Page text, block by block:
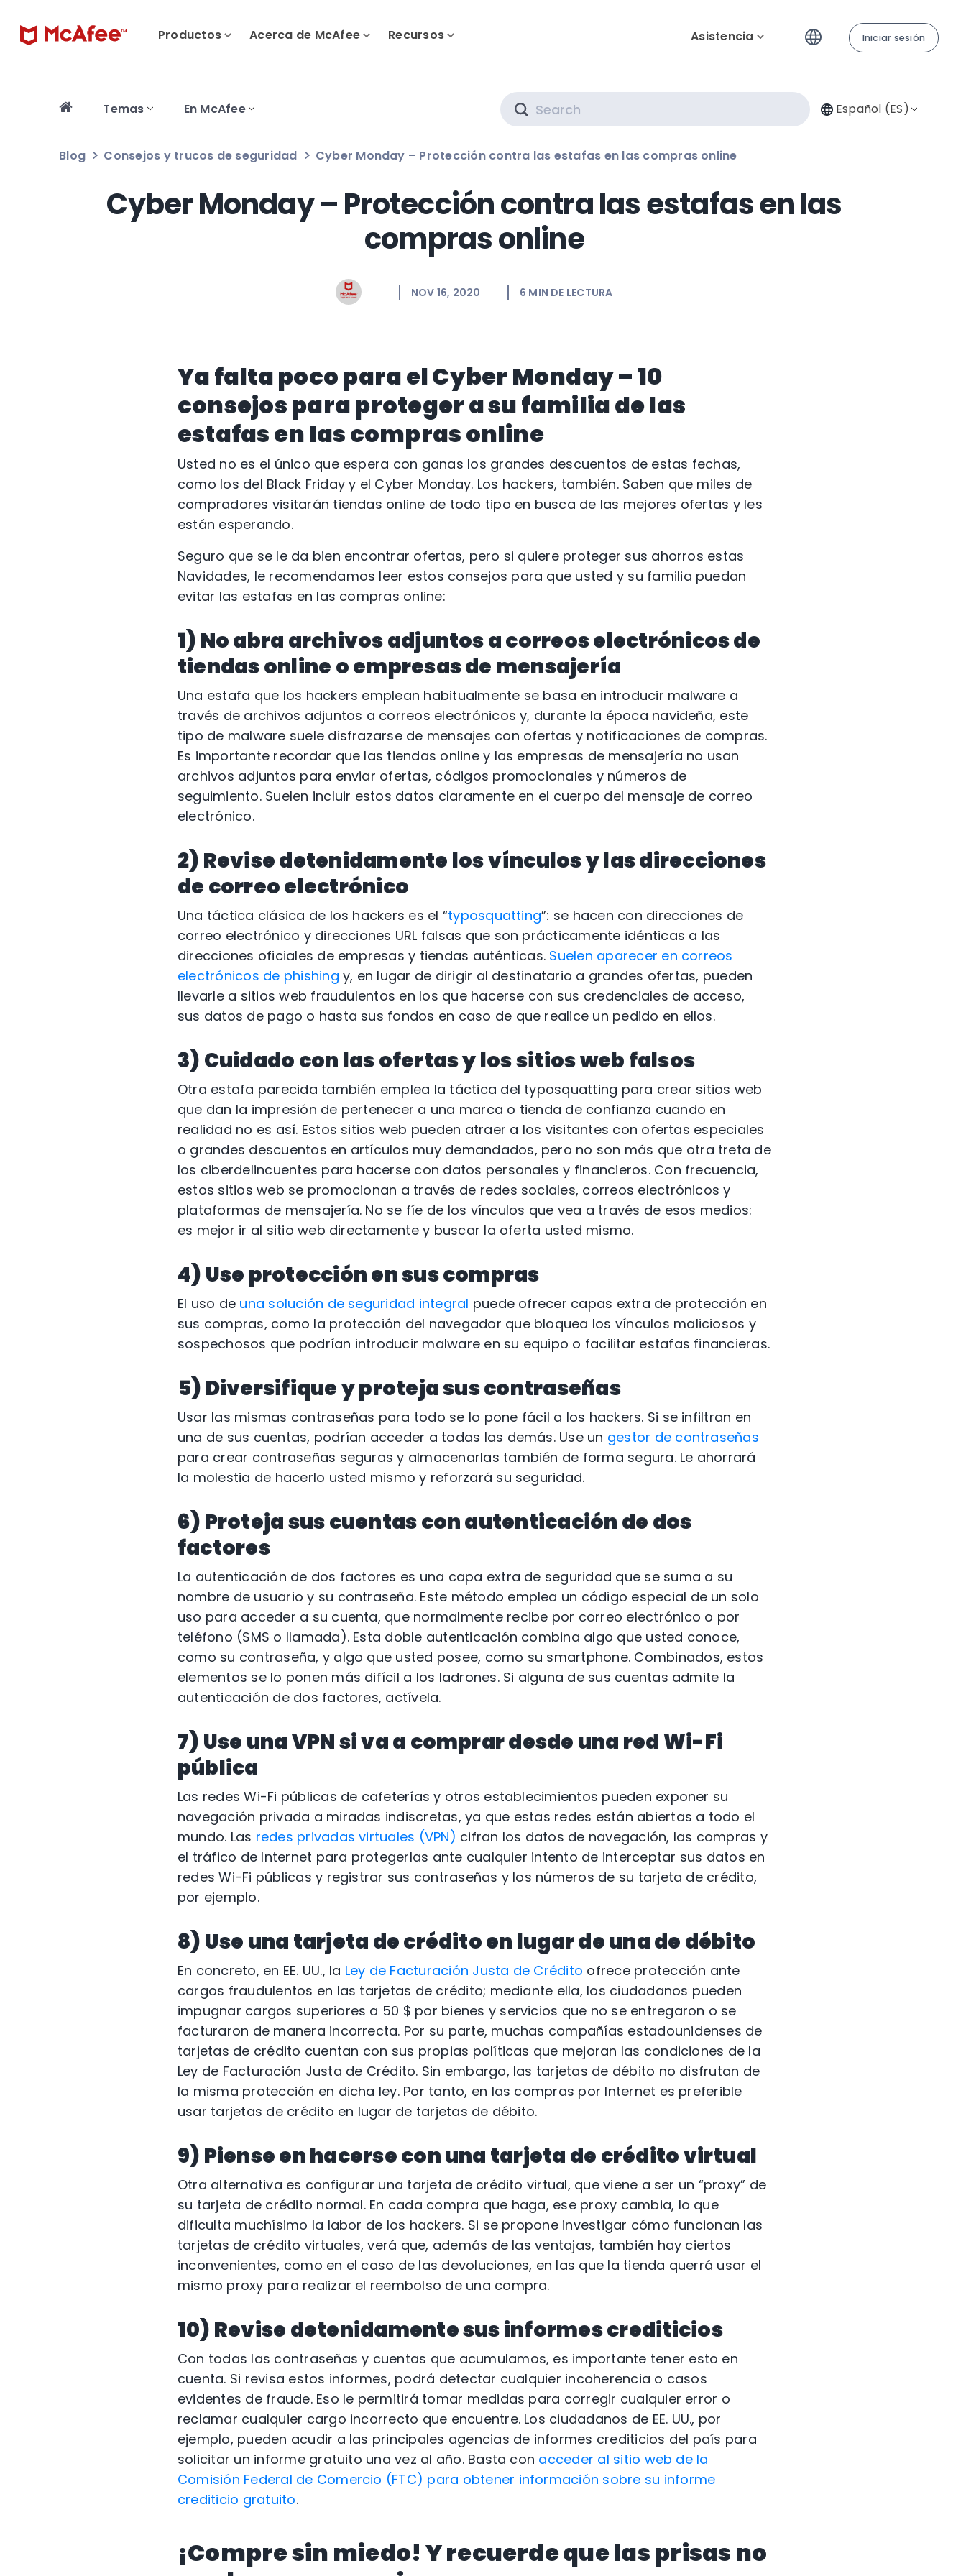
Productos Acerca de McAfee Recursos Asistencia Iniciar sesión
Temas En McAfee Español (ES)
Blog Consejos y trucos de seguridad Cyber Monday – Protección contra las estafas en las compras online
Cyber Monday – Protección contra las estafas en las
compras online
NOV 16, 2020 6 MIN DE LECTURA
Ya falta poco para el Cyber Monday – 10
consejos para proteger a su familia de las
estafas en las compras online
Usted no es el único que espera con ganas los grandes descuentos de estas fechas,
como los del Black Friday y el Cyber Monday. Los hackers, también. Saben que miles de
compradores visitarán tiendas online de todo tipo en busca de las mejores ofertas y les
están esperando.
Seguro que se le da bien encontrar ofertas, pero si quiere proteger sus ahorros estas
Navidades, le recomendamos leer estos consejos para que usted y su familia puedan
evitar las estafas en las compras online:
1) No abra archivos adjuntos a correos electrónicos de
tiendas online o empresas de mensajería
Una estafa que los hackers emplean habitualmente se basa en introducir malware a
través de archivos adjuntos a correos electrónicos y, durante la época navideña, este
tipo de malware suele disfrazarse de mensajes con ofertas y notificaciones de compras.
Es importante recordar que las tiendas online y las empresas de mensajería no usan
archivos adjuntos para enviar ofertas, códigos promocionales y números de
seguimiento. Suelen incluir estos datos claramente en el cuerpo del mensaje de correo
electrónico.
2) Revise detenidamente los vínculos y las direcciones
de correo electrónico
Una táctica clásica de los hackers es el “typosquatting”: se hacen con direcciones de
correo electrónico y direcciones URL falsas que son prácticamente idénticas a las
direcciones oficiales de empresas y tiendas auténticas. Suelen aparecer en correos
electrónicos de phishing y, en lugar de dirigir al destinatario a grandes ofertas, pueden
llevarle a sitios web fraudulentos en los que hacerse con sus credenciales de acceso,
sus datos de pago o hasta sus fondos en caso de que realice un pedido en ellos.
3) Cuidado con las ofertas y los sitios web falsos
Otra estafa parecida también emplea la táctica del typosquatting para crear sitios web
que dan la impresión de pertenecer a una marca o tienda de confianza cuando en
realidad no es así. Estos sitios web pueden atraer a los visitantes con ofertas especiales
o grandes descuentos en artículos muy demandados, pero no son más que otra treta de
los ciberdelincuentes para hacerse con datos personales y financieros. Con frecuencia,
estos sitios web se promocionan a través de redes sociales, correos electrónicos y
plataformas de mensajería. No se fíe de los vínculos que vea a través de esos medios:
es mejor ir al sitio web directamente y buscar la oferta usted mismo.
4) Use protección en sus compras
El uso de una solución de seguridad integral puede ofrecer capas extra de protección en
sus compras, como la protección del navegador que bloquea los vínculos maliciosos y
sospechosos que podrían introducir malware en su equipo o facilitar estafas financieras.
5) Diversifique y proteja sus contraseñas
Usar las mismas contraseñas para todo se lo pone fácil a los hackers. Si se infiltran en
una de sus cuentas, podrían acceder a todas las demás. Use un gestor de contraseñas
para crear contraseñas seguras y almacenarlas también de forma segura. Le ahorrará
la molestia de hacerlo usted mismo y reforzará su seguridad.
6) Proteja sus cuentas con autenticación de dos
factores
La autenticación de dos factores es una capa extra de seguridad que se suma a su
nombre de usuario y su contraseña. Este método emplea un código especial de un solo
uso para acceder a su cuenta, que normalmente recibe por correo electrónico o por
teléfono (SMS o llamada). Esta doble autenticación combina algo que usted conoce,
como su contraseña, y algo que usted posee, como su smartphone. Combinados, estos
elementos se lo ponen más difícil a los ladrones. Si alguna de sus cuentas admite la
autenticación de dos factores, actívela.
7) Use una VPN si va a comprar desde una red Wi-Fi
pública
Las redes Wi-Fi públicas de cafeterías y otros establecimientos pueden exponer su
navegación privada a miradas indiscretas, ya que estas redes están abiertas a todo el
mundo. Las redes privadas virtuales (VPN) cifran los datos de navegación, las compras y
el tráfico de Internet para protegerlas ante cualquier intento de interceptar sus datos en
redes Wi-Fi públicas y registrar sus contraseñas y los números de su tarjeta de crédito,
por ejemplo.
8) Use una tarjeta de crédito en lugar de una de débito
En concreto, en EE. UU., la Ley de Facturación Justa de Crédito ofrece protección ante
cargos fraudulentos en las tarjetas de crédito; mediante ella, los ciudadanos pueden
impugnar cargos superiores a 50 $ por bienes y servicios que no se entregaron o se
facturaron de manera incorrecta. Por su parte, muchas compañías estadounidenses de
tarjetas de crédito cuentan con sus propias políticas que mejoran las condiciones de la
Ley de Facturación Justa de Crédito. Sin embargo, las tarjetas de débito no disfrutan de
la misma protección en dicha ley. Por tanto, en las compras por Internet es preferible
usar tarjetas de crédito en lugar de tarjetas de débito.
9) Piense en hacerse con una tarjeta de crédito virtual
Otra alternativa es configurar una tarjeta de crédito virtual, que viene a ser un “proxy” de
su tarjeta de crédito normal. En cada compra que haga, ese proxy cambia, lo que
dificulta muchísimo la labor de los hackers. Si se propone investigar cómo funcionan las
tarjetas de crédito virtuales, verá que, además de las ventajas, también hay ciertos
inconvenientes, como en el caso de las devoluciones, en las que la tienda querrá usar el
mismo proxy para realizar el reembolso de una compra.
10) Revise detenidamente sus informes crediticios
Con todas las contraseñas y cuentas que acumulamos, es importante tener esto en
cuenta. Si revisa estos informes, podrá detectar cualquier incoherencia o casos
evidentes de fraude. Eso le permitirá tomar medidas para corregir cualquier error o
reclamar cualquier cargo incorrecto que encuentre. Los ciudadanos de EE. UU., por
ejemplo, pueden acudir a las principales agencias de informes crediticios del país para
solicitar un informe gratuito una vez al año. Basta con acceder al sitio web de la
Comisión Federal de Comercio (FTC) para obtener información sobre su informe
crediticio gratuito.
¡Compre sin miedo! Y recuerde que las prisas no